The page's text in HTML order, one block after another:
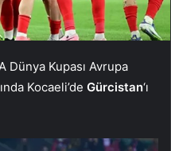
Dünya Kupası Avrupa
Kocaeli’de Gürcistan‘ı